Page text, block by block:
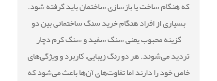
که هنگام ساخت یا بازسازی ساختمان باید گرفته شود.
بسیاری از افراد هنگام خرید سنگ ساختمانی بین دو
گزینه محبوب یعنی سنگ سفید و سنگ کرم دچار
تردید می‌شوند. هر دو رنگ زیبایی، کاربرد و ویژگی‌های
خاص خود را دارند اما تفاوت‌های آن‌ها باعث می‌شود که